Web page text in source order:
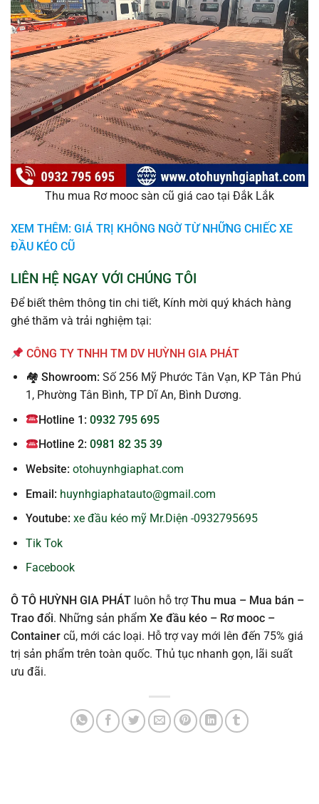
Thu mua Rơ mooc sàn cũ giá cao tại Đắk Lắk
XEM THÊM: GIÁ TRỊ KHÔNG NGỜ TỪ NHỮNG CHIẾC XE
ĐẦU KÉO CŨ
LIÊN HỆ NGAY VỚI CHÚNG TÔI
Để biết thêm thông tin chi tiết, Kính mời quý khách hàng
ghé thăm và trải nghiệm tại:
CÔNG TY TNHH TM DV HUỲNH GIA PHÁT
🏘 Showroom: Số 256 Mỹ Phước Tân Vạn, KP Tân Phú
1, Phường Tân Bình, TP Dĩ An, Bình Dương.
Hotline 1: 0932 795 695
Hotline 2:0981 82 35 39
Website: otohuynhgiaphat.com
Email: huynhgiaphatauto@gmail.com
Youtube: xe đầu kéo mỹ Mr.Diện -0932795695
Tik Tok
Facebook
Ô TÔ HUỲNH GIA PHÁT luôn hỗ trợThu mua – Mua bán –
Trao đổi. Những sản phẩm Xe đầu kéo – Rơ mooc –
Container cũ, mới các loại. Hỗ trợ vay mới lên đến 75% giá
trị sản phẩm trên toàn quốc. Thủ tục nhanh gọn, lãi suất
ưu đãi.